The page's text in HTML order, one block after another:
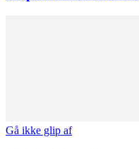
Gå ikke glip af